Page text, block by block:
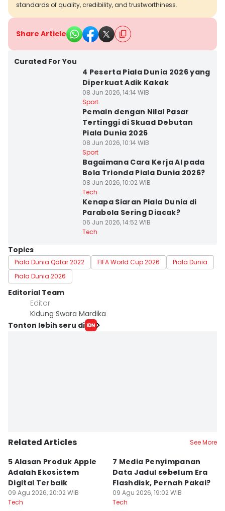
standards of quality, credibility, and trustworthiness.
Share Article
Curated For You
4 Peserta Piala Dunia 2026 yang
Diperkuat Adik Kakak
08 Jun 2026, 14:14 WIB
Sport
Pemain dengan Nilai Pasar
Tertinggi di Skuad Debutan
Piala Dunia 2026
08 Jun 2026, 10:14 WIB
Sport
Bagaimana Cara Kerja AI pada
Bola Trionda Piala Dunia 2026?
08 Jun 2026, 10:02 WIB
Tech
Kenapa Siaran Piala Dunia di
Parabola Sering Diacak?
06 Jun 2026, 14:52 WIB
Tech
Topics
Piala Dunia Qatar 2022 FIFA World Cup 2026
Piala Dunia
Piala Dunia 2026
Editorial Team
Editor
Kidung Swara Mardika
Tonton lebih seru di
Related Articles See More
5 Alasan Produk Apple
Adalah Ekosistem
Digital Terbaik
09 Agu 2026, 20:02 WIB
Tech
7 Media Penyimpanan
Data Jadul sebelum Era
Flashdisk, Pernah Pakai?
09 Agu 2026, 19:02 WIB
Tech